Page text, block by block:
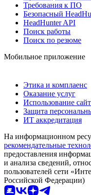
Требования к ПО
Безопасный
HeadHunter API
Поиск работы
Поиск по резюме
Мобильное приложение
Этика и комплаенс
Оказание услуг
Использование
Защита
ИТ аккредитация
На информационном
рекомендательные
предоставления
и анализа сведений,
пользователей сети
Российской Федерации)